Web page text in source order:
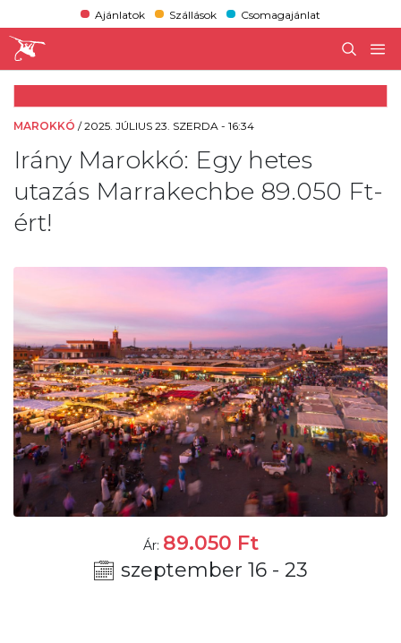
Ajánlatok Szállások Csomagajánlat
MAROKKÓ /2025. JÚLIUS 23. SZERDA - 16:34
Irány Marokkó: Egy hetes
utazás Marrakechbe 89.050 Ft-
ért!
Ár: 89.050 Ft
szeptember 16 - 23